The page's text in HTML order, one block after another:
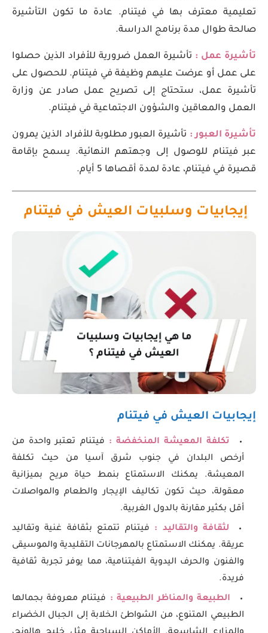
تعليمية معترف بها في فيتنام. عادة ما تكون التأشيرة
صالحة طوال مدة برنامج الدراسة.
تأشيرة عمل : تأشيرة العمل ضرورية للأفراد الذين حصلوا
على عمل أو عرضت عليهم وظيفة في فيتنام. للحصول على
تأشيرة عمل، ستحتاج إلى تصريح عمل صادر عن وزارة
العمل والمعاقين والشؤون الاجتماعية في فيتنام.
تأشيرة العبور : تأشيرة العبور مطلوبة للأفراد الذين يمرون
عبر فيتنام للوصول إلى وجهتهم النهائية. يسمح بإقامة
قصيرة في فيتنام، عادة لمدة أقصاها 5 أيام.
إيجابيات وسلبيات العيش في فيتنام
إيجابيات العيش في فيتنام
تكلفة المعيشة المنخفضة : فيتنام تعتبر واحدة من
أرخص البلدان في جنوب شرق آسيا من حيث تكلفة
المعيشة. يمكنك الاستمتاع بنمط حياة مريح بميزانية
معقولة، حيث تكون تكاليف الإيجار والطعام والمواصلات
أقل بكثير مقارنة بالدول الغربية.
لثقافة والتقاليد :
فيتنام تتمتع بثقافة غنية وتقاليد
عريقة. يمكنك الاستمتاع بالمهرجانات التقليدية والموسيقى
والفنون والحرف اليدوية الفيتنامية، مما يوفر تجربة ثقافية
فريدة.
الطبيعة والمناظر الطبيعية : فيتنام معروفة بجمالها
الطبيعي المتنوع، من الشواطئ الخلابة إلى الجبال الخضراء